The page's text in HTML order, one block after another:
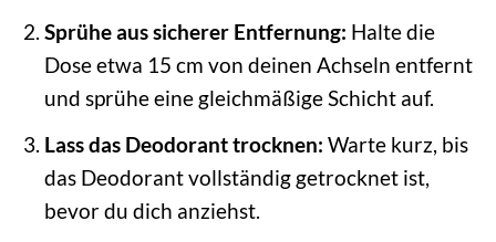
Sprühe aus sicherer Entfernung: Halte die
Dose etwa 15 cm von deinen Achseln entfernt
und sprühe eine gleichmäßige Schicht auf.
Lass das Deodorant trocknen: Warte kurz, bis
das Deodorant vollständig getrocknet ist,
bevor du dich anziehst.